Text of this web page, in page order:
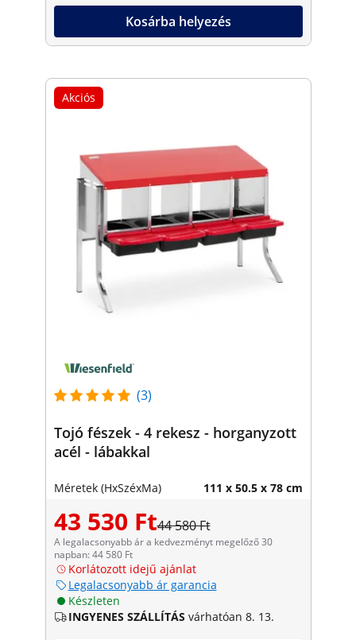
Kosárba helyezés
Akciós
(3)
Tojó fészek - 4 rekesz - horganyzott
acél - lábakkal
Méretek (HxSzéxMa) 111 x 50.5 x 78 cm
43 530 Ft44 580 Ft
A legalacsonyabb ár a kedvezményt megelőző 30
napban: 44 580 Ft
Korlátozott idejű ajánlat
Legalacsonyabb ár garancia
Készleten
INGYENES SZÁLLÍTÁS várhatóan 8. 13.